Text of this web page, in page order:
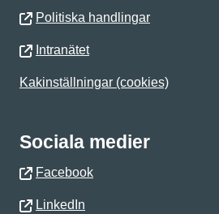
Politiska handlingar
Intranätet
Kakinställningar (cookies)
Sociala medier
Facebook
LinkedIn